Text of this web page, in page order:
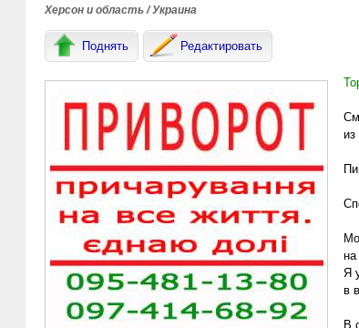
Херсон и область / Украина
Поднять Редактировать
из
Я
в
В